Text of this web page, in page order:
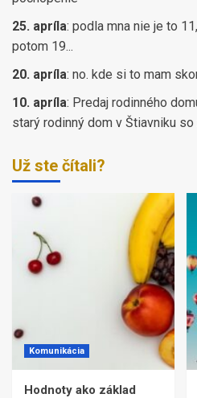
25. apríla: podla mna nie je to
potom 19...
20. apríla: no. kde si to mam
10. apríla: Predaj rodinného
starý rodinný dom v Štiavniku so
Už ste čítali?
Komunikácia
Hodnoty ako základ